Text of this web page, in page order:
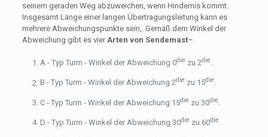
seinem geraden Weg abzuweichen, wenn Hindernis kommt.
Insgesamt Länge einer langen Übertragungsleitung kann es
mehrere Abweichungspunkte sein,. Gemäß dem Winkel der
Abweichung gibt es vierArten von Sendemast–
A - Typ Turm - Winkel der Abweichung 0die zu 2die.
B - Typ Turm - Winkel der Abweichung 2die zu 15die.
C - Typ Turm - Winkel der Abweichung 15die zu 30die.
D - Typ Turm - Winkel der Abweichung 30die zu 60die.